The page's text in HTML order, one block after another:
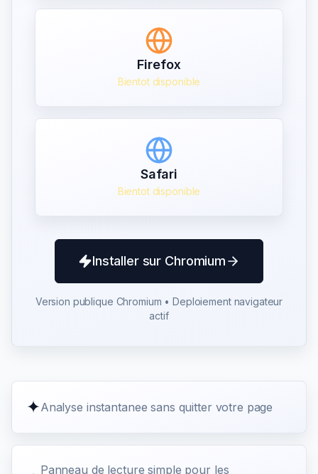
Firefox
Bientot disponible
Safari
Bientot disponible
Installer sur Chromium
Version publique Chromium • Deploiement navigateur
actif
✦Analyse instantanee sans quitter votre page
Panneau de lecture simple pour les